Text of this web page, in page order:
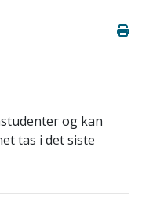
og kan
tas i det siste